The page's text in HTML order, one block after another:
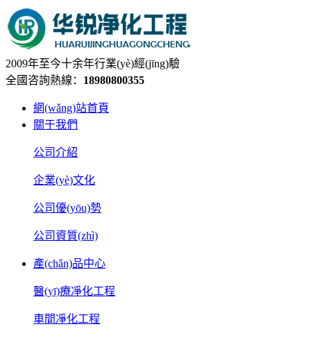
2009年至今十余年行業(yè)經(jīng)驗
全國咨詢熱線： 18980800355
網(wǎng)站首頁
關于我們
公司介紹
企業(yè)文化
公司優(yōu)勢
公司資質(zhì)
產(chǎn)品中心
醫(yī)療凈化工程
車間凈化工程